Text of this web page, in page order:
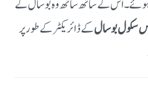
ہوئے۔ اس کے ساتھ ساتھ وہ بوسال کے
سکول بوسالکے ڈائریکٹر کے طور پر